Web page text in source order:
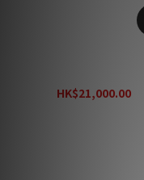
HK$21,000.00